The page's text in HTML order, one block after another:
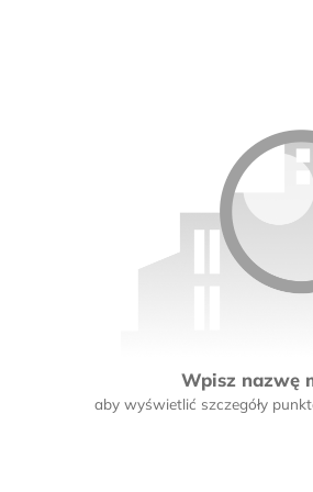
Wpisz nazwę
aby wyświetlić szczegóły